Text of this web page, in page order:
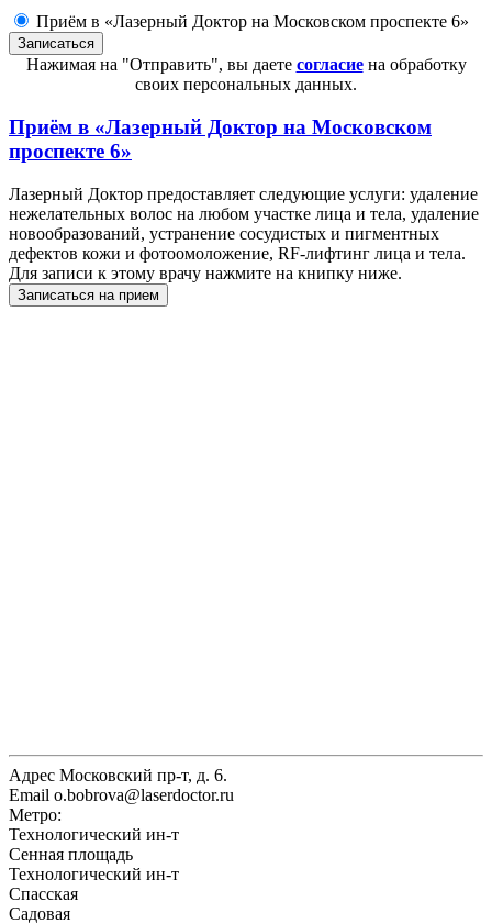
Приём в «Лазерный Доктор на Московском проспекте 6»
Нажимая на "Отправить", вы даете согласиена обработку
своих персональных данных.
Приём в «Лазерный Доктор на Московском
проспекте 6»
Лазерный Доктор предоставляет следующие услуги: удаление
нежелательных волос на любом участке лица и тела, удаление
новообразований, устранение сосудистых и пигментных
дефектов кожи и фотоомоложение, RF-лифтинг лица и тела.
Для записи к этому врачу нажмите на книпку ниже.
Записаться на прием
Адрес Московский пр-т, д. 6.
Email o.bobrova@laserdoctor.ru
Метро:
Технологический ин-т
Сенная площадь
Технологический ин-т
Спасская
Садовая